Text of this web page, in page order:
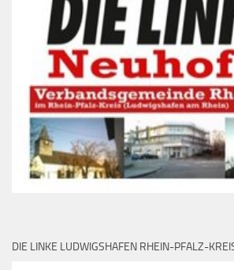
DIE LINKE LUDWIGSHAFEN RHEIN-PFALZ-